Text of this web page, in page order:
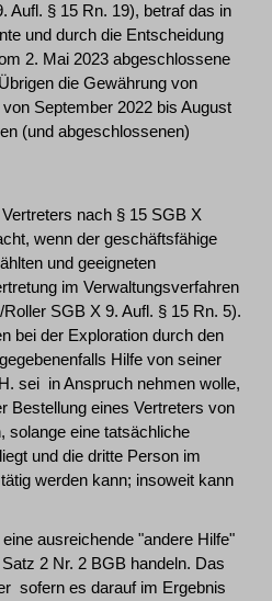
Aufl. § 15 Rn. 19), betraf das in
und durch die Entscheidung
2. Mai 2023 abgeschlossene
die Gewährung von
September 2022 bis August
(und abgeschlossenen)
nach § 15 SGB X
wenn der geschäftsfähige
und geeigneten
im Verwaltungsverfahren
SGB X 9. Aufl. § 15 Rn. 5).
bei der Exploration durch den
Hilfe von seiner
sei ­ in Anspruch nehmen wolle,
Bestellung eines Vertreters von
solange eine tatsächliche
und die dritte Person im
werden kann; insoweit kann
ausreichende "andere Hilfe"
2 Nr. 2 BGB handeln. Das
sofern es darauf im Ergebnis